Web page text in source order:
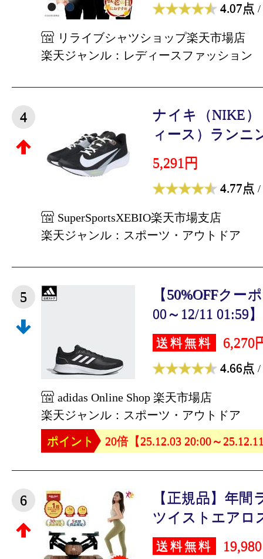
4.07点 /
リライブシャツショップ楽天市場店
楽天ジャンル：レディースファッション
4
ナイキ（NIKE
ィース）ランニ
5,291円
4.77点 /
SuperSportsXEBIO楽天市場支店
楽天ジャンル：スポーツ・アウトドア
5
【50%OFFクー
00～12/11 01:59
送料無料 6,270
4.66点 /
adidas Online Shop 楽天市場店
楽天ジャンル：スポーツ・アウトドア
ポイント
20倍【25.12.03 20:00～
6
【正規品】年
ツイストエアロ
送料無料